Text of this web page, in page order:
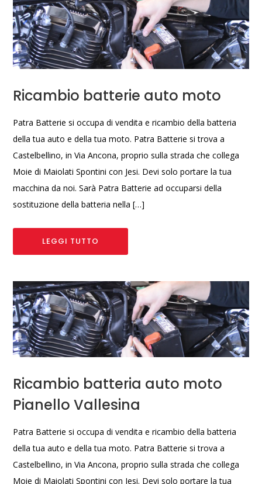
Ricambio batterie auto moto
Patra Batterie si occupa di vendita e ricambio della batteria
della tua auto e della tua moto. Patra Batterie si trova a
Castelbellino, in Via Ancona, proprio sulla strada che collega
Moie di Maiolati Spontini con Jesi. Devi solo portare la tua
macchina da noi. Sarà Patra Batterie ad occuparsi della
sostituzione della batteria nella […]
LEGGI TUTTO
Ricambio batteria auto moto
Pianello Vallesina
Patra Batterie si occupa di vendita e ricambio della batteria
della tua auto e della tua moto. Patra Batterie si trova a
Castelbellino, in Via Ancona, proprio sulla strada che collega
Moie di Maiolati Spontini con Jesi. Devi solo portare la tua